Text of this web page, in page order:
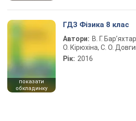
показати
обкладинку
ГДЗ Фізика 8 клас
Автори: В. Г.
О. Кірюхіна, С. О.
Рік: 2016